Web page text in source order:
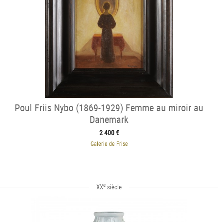
Poul Friis Nybo (1869-1929) Femme au miroir au
Danemark
2 400 €
Galerie de Frise
XXe siècle